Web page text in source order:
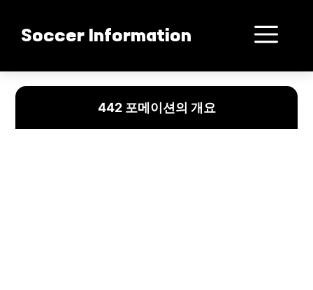
Soccer Information
메
뉴
442 포메이션의 개요